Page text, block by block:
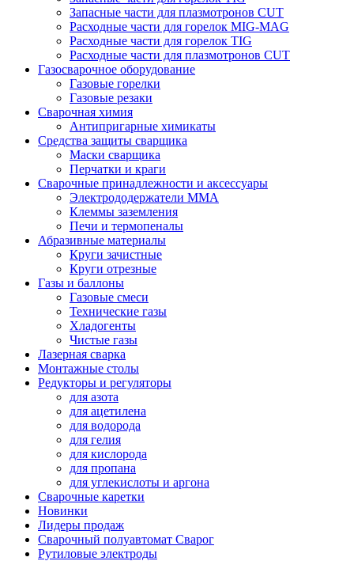
Запасные части для плазмотронов CUT
Расходные части для горелок MIG-MAG
Расходные части для горелок TIG
Расходные части для плазмотронов CUT
Газосварочное оборудование
Газовые горелки
Газовые резаки
Сварочная химия
Антипригарные химикаты
Средства защиты сварщика
Маски сварщика
Перчатки и краги
Сварочные принадлежности и аксессуары
Электрододержатели MMA
Клеммы заземления
Печи и термопеналы
Абразивные материалы
Круги зачистные
Круги отрезные
Газы и баллоны
Газовые смеси
Технические газы
Хладогенты
Чистые газы
Лазерная сварка
Монтажные столы
Редукторы и регуляторы
для азота
для ацетилена
для водорода
для гелия
для кислорода
для пропана
для углекислоты и аргона
Сварочные каретки
Новинки
Лидеры продаж
Сварочный полуавтомат Сварог
Рутиловые электроды